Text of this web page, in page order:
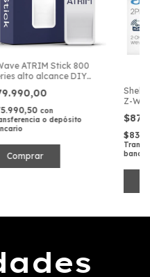
ATRIM Stick 800
alto alcance DIY
USB, Z-Wave Plus v2,
Home Assistant
con
o depósito
Shelly
Z-